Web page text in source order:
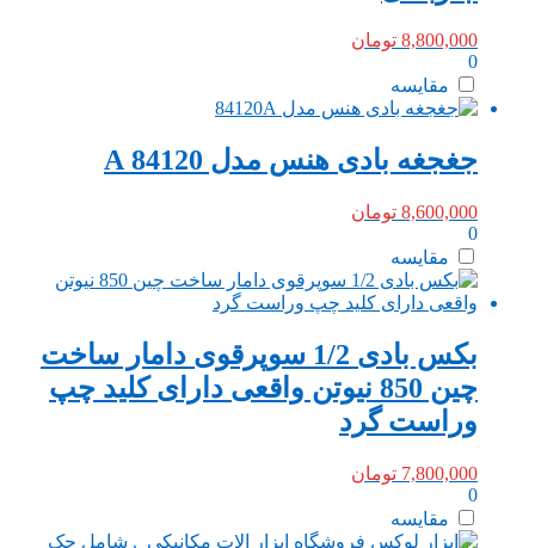
8,800,000 تومان
0
مقایسه
جغجغه بادی هنس مدل 84120 A
8,600,000 تومان
0
مقایسه
بکس بادی 1/2 سوپرقوی دامار ساخت
چین 850 نیوتن واقعی دارای کلید چپ
وراست گرد
7,800,000 تومان
0
مقایسه